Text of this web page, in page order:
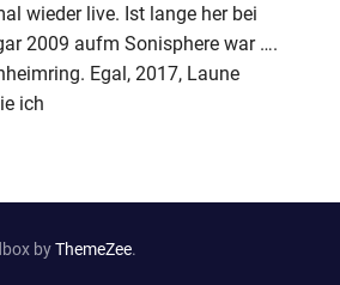
wieder live. Ist lange her bei
2009 aufm Sonisphere war ….
Egal, 2017, Laune
ich
byThemeZee.